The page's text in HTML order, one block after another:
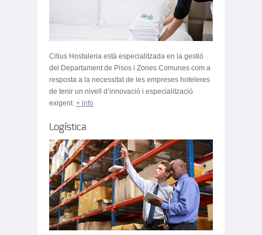
Citius Hostaleria està especialitzada en la gestió
del Departament de Pisos i Zones Comunes com a
resposta a la necessitat de les empreses hoteleres
de tenir un nivell d’innovació i especialització
exigent. + info
Logística